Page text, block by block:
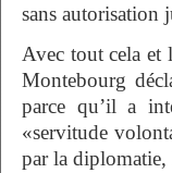
sans autorisation
Avec tout cela et
Montebourg
parce qu’il a
«servitude
par la diplomatie,